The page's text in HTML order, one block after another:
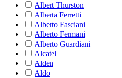
Albert Thurston
Alberta Ferretti
Alberto Fasciani
Alberto Fermani
Alberto Guardiani
Alcatel
Alden
Aldo